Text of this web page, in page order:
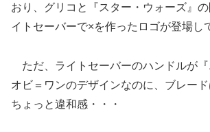
おり、グリコと『スター・ウォーズ』
イトセーバーで×を作ったロゴが登場し
ただ、ライトセーバーのハンドルが
オビ＝ワンのデザインなのに、ブレー
ちょっと違和感・・・